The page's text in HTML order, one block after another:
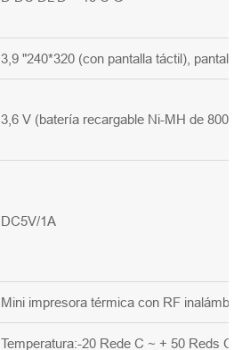
3,9 "240*320 (con pantalla táctil),
3,6 V (batería recargable Ni-MH de 800
DC5V/1A
Mini impresora térmica con RF
Temperatura:-20 Rede C ~ + 50 Reds C